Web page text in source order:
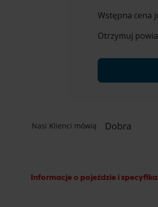
Wstępna cena
Otrzymuj
Informacje o pojeździe i